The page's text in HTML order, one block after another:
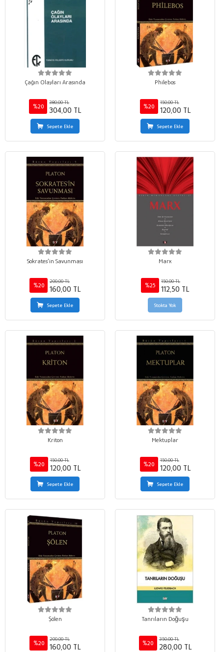
Çağın Olayları Arasında
%20
380,00 TL
304,00 TL
Sepete Ekle
Philebos
%20
150,00 TL
120,00 TL
Sepete Ekle
Sokrates’in Savunması
%20
200,00 TL
160,00 TL
Sepete Ekle
Marx
%25
150,00 TL
112,50 TL
Stokta Yok
Kriton
%20
150,00 TL
120,00 TL
Sepete Ekle
Mektuplar
%20
150,00 TL
120,00 TL
Sepete Ekle
Şölen
%20
200,00 TL
160,00 TL
Tanrıların Doğuşu
%20
350,00 TL
280,00 TL